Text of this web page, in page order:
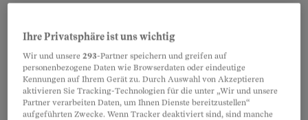
Teilen Anhören Merken Kommentare
Artikel teilen
Als Hannelore Bühler und ihre Schwester Ursula
Kupferschmid vor wenigen Wochen das Grab
Ihre Privatsphäre ist uns wichtig
Wir und unsere293-Partner speichern und greifen auf
personenbezogene Daten wie Browserdaten oder eindeutige
Kennungen auf Ihrem Gerät zu. Durch Auswahl von Akzeptieren
aktivieren Sie Tracking-Technologien für die unter „Wir und unsere
Partner verarbeiten Daten, um Ihnen Dienste bereitzustellen“
aufgeführten Zwecke. Wenn Tracker deaktiviert sind, sind manche